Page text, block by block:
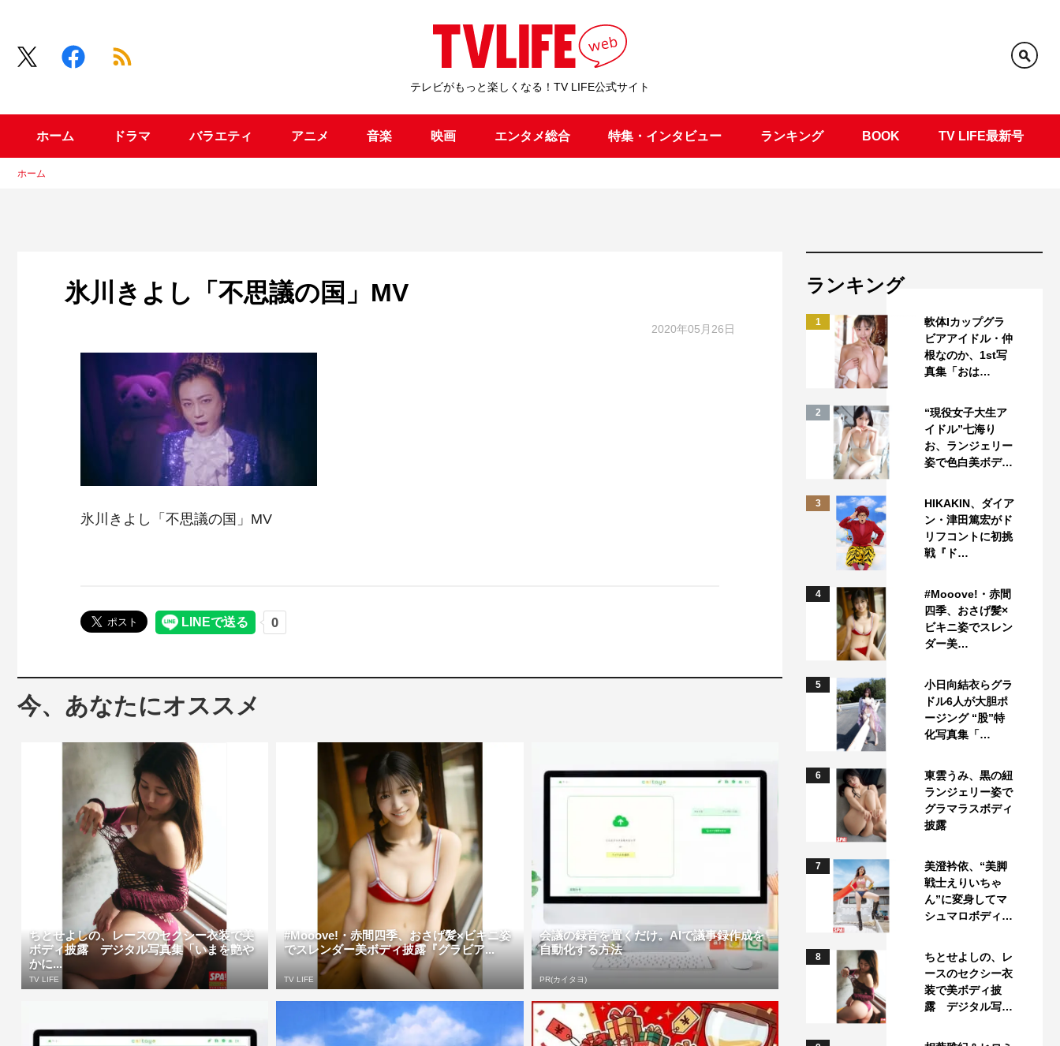
テレビがもっと楽しくなる！TV LIFE公式サイト
ホーム ドラマ バラエティ アニメ 音楽 映画 エンタメ総合 特集・インタビュー ランキング BOOK TV LIFE最新号
ホーム
氷川きよし「不思議の国」MV
2020年05月26日
氷川きよし「不思議の国」MV
今、あなたにオススメ
ちとせよしの、レースのセクシー衣装で美
ボディ披露 デジタル写真集「いまを艶や
かに...
TV LIFE
#Mooove!・赤間四季、おさげ髪×ビキニ姿
でスレンダー美ボディ披露『グラビア...
TV LIFE
会議の録音を置くだけ。AIで議事録作成を
自動化する方法
PR(カイタヨ)
ランキング
1
軟体Iカップグラ
ビアアイドル・仲
根なのか、1st写
真集「おは…
2
“現役女子大生ア
イドル”七海り
お、ランジェリー
姿で色白美ボデ…
3
HIKAKIN、ダイア
ン・津田篤宏がド
リフコントに初挑
戦『ド…
4
#Mooove!・赤間
四季、おさげ髪×
ビキニ姿でスレン
ダー美…
5
小日向結衣らグラ
ドル6人が大胆ポ
ージング “股”特
化写真集「…
6
東雲うみ、黒の紐
ランジェリー姿で
グラマラスボディ
披露
7
美澄衿依、“美脚
戦士えりいちゃ
ん”に変身してマ
シュマロボディ…
8
ちとせよしの、レ
ースのセクシー衣
装で美ボディ披
露 デジタル写…